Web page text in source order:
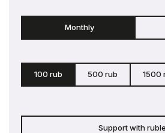
Monthly
100 rub 500 rub 1500
Support with